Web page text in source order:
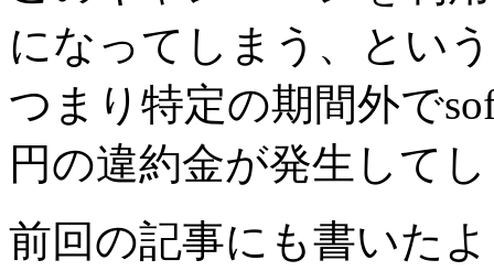
になってしまう、とい
つまり特定の期間外で
円の違約金が発生して
前回の記事にも書いた